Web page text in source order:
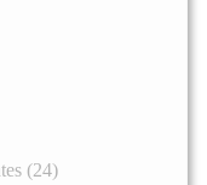
(24)